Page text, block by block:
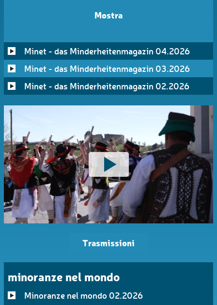
Mostra
Minet - das Minderheitenmagazin 04.2026
Minet - das Minderheitenmagazin 03.2026
Minet - das Minderheitenmagazin 02.2026
Trasmissioni
minoranze nel mondo
Minoranze nel mondo 02.2026